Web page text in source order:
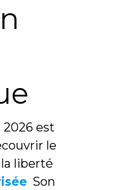
2026 est
le
liberté
Son